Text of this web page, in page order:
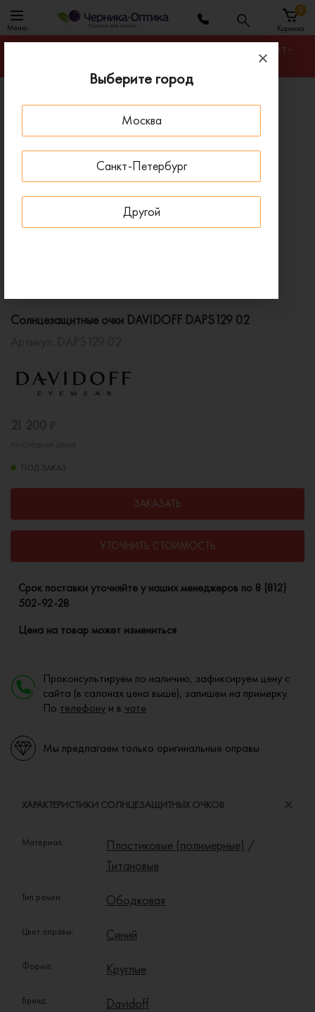
Выберите город
Москва
Санкт-Петербург
Другой
Меню Корзина
0
Гарантируем лучшую цену на любую оправу в Санкт-
Главная
Солнцезащитные очки
Солнцезащитные очки DAVIDOFF DAPS129 02
Солнцезащитные очки DAVIDOFF DAPS129 02
ПОД ЗАКАЗ
ЗАКАЗАТЬ
УТОЧНИТЬ СТОИМОСТЬ
Cрок поставки уточняйте у наших менеджеров по 8 (812)
502-92-28
Цена на товар может измениться
Проконсультируем по наличию, зафиксируем цену с
сайта (в салонах цена выше), запишем на примерку.
По телефону и в чате
Мы предлагаем только оригинальные оправы
ХАРАКТЕРИСТИКИ СОЛНЦЕЗАЩИТНЫХ ОЧКОВ
Материал: Пластиковые (полимерные) /
Титановые
Тип рамки: Ободковая
Цвет оправы: Синий
Форма: Круглые
Бренд: Davidoff
ПОД ЗАКАЗ